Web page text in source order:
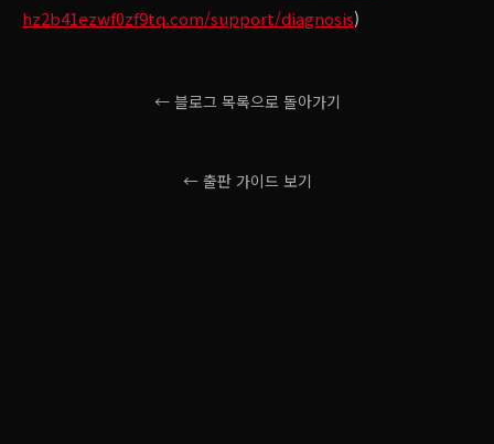
hz2b41ezwf0zf9tq.com/support/diagnosis)
← 블로그 목록으로 돌아가기
← 출판 가이드 보기